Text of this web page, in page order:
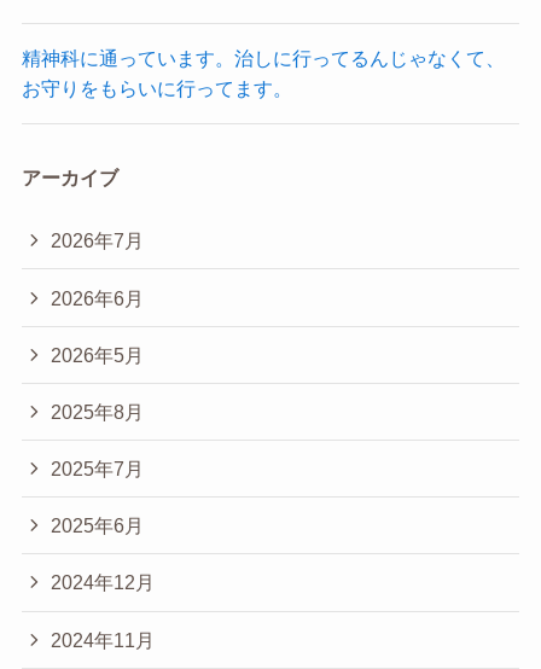
精神科に通っています。治しに行ってるんじゃなくて、
お守りをもらいに行ってます。
アーカイブ
2026年7月
2026年6月
2026年5月
2025年8月
2025年7月
2025年6月
2024年12月
2024年11月